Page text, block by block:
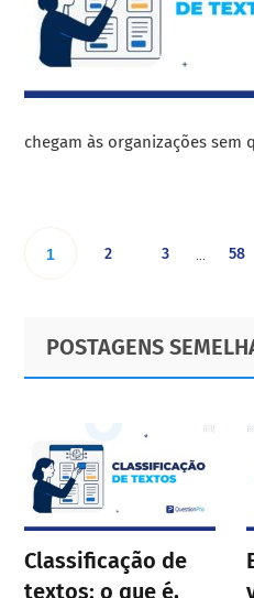
chegam às organizações sem
Go
page
1 Go
page
2 Go
page
3
pages
… Go
58
Primary
Sidebar
Footer
POSTAGENS
Classificação de
textos: o que é,